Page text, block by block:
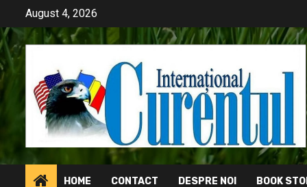
content
August 4, 2026
HOME CONTACT DESPRE NOI BOOK